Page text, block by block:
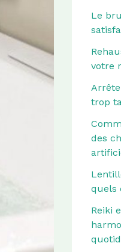
Le
votre
trop
des
quels
Reiki